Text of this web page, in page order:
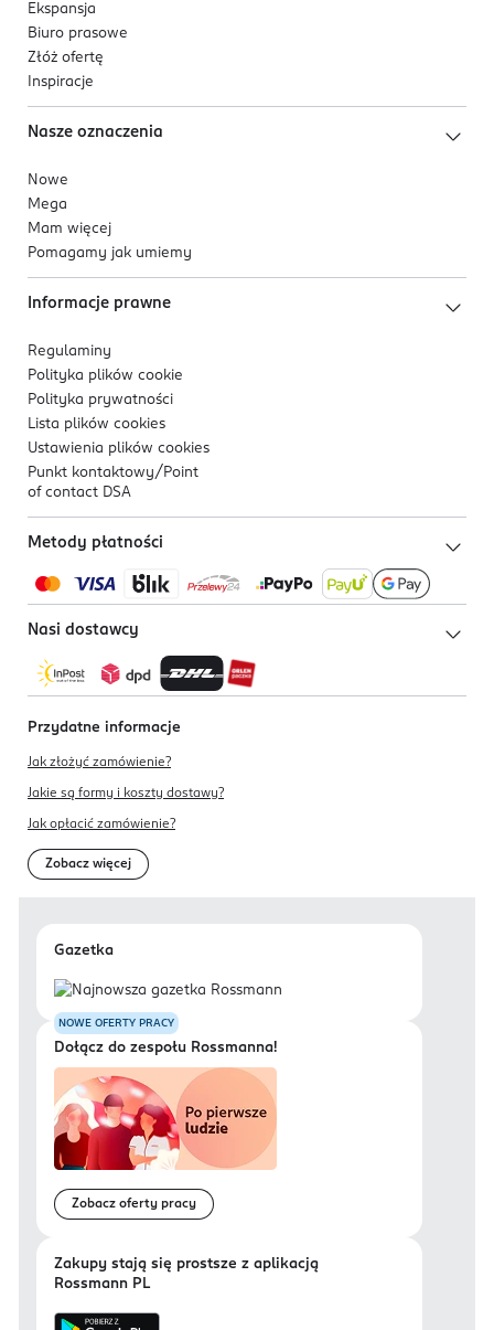
Ekspansja
Biuro prasowe
Złóż ofertę
Inspiracje
Nasze oznaczenia
Nowe
Mega
Mam więcej
Pomagamy jak umiemy
Informacje prawne
Regulaminy
Polityka plików cookie
Polityka prywatności
Lista plików cookies
Ustawienia plików cookies
Punkt kontaktowy/ Point
of contact DSA
Metody płatności
Nasi dostawcy
Przydatne informacje
Jak złożyć zamówienie?
Jakie są formy i koszty dostawy?
Jak opłacić zamówienie?
Zobacz więcej
Gazetka
NOWE OFERTY PRACY
Dołącz do zespołu Rossmanna!
Zobacz oferty pracy
Zakupy stają się prostsze z aplikacją
Rossmann PL